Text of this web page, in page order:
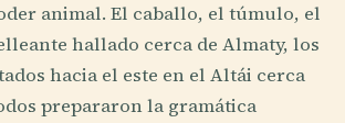
animal. El caballo, el túmulo, el
hallado cerca de Almaty, los
hacia el este en el Altái cerca
prepararon la gramática